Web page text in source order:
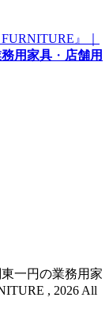
』｜
用家具 ・ 店舗用
一円の業務用家
, 2026 All